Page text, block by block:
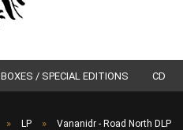
BOXES / SPECIAL EDITIONS CD
» LP » Vananidr - Road North DLP